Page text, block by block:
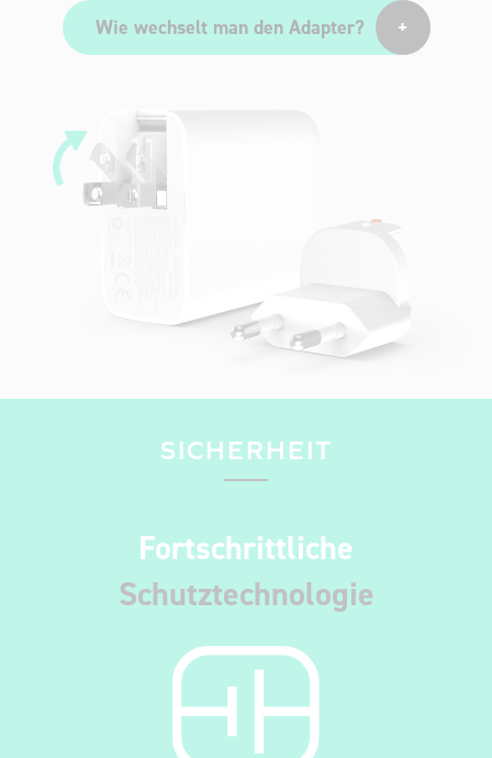
Wie wechselt man den Adapter?
SICHERHEIT
Fortschrittliche
Schutztechnologie